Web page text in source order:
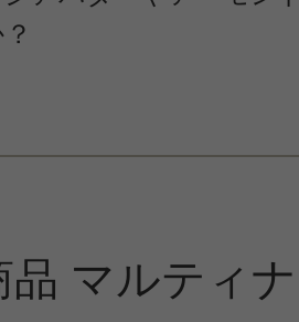
品 マルティ